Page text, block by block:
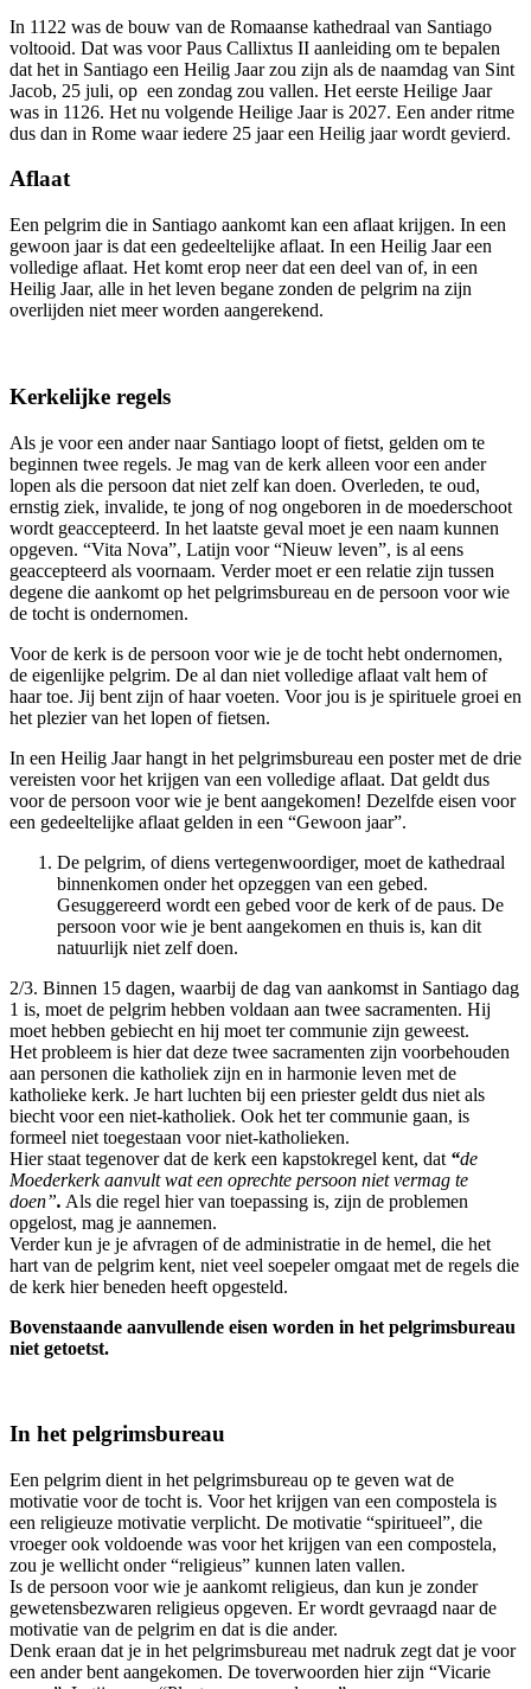
In 1122 was de bouw van de Romaanse kathedraal van Santiago
voltooid. Dat was voor Paus Callixtus II aanleiding om te bepalen
dat het in Santiago een Heilig Jaar zou zijn als de naamdag van Sint
Jacob, 25 juli, op een zondag zou vallen. Het eerste Heilige Jaar
was in 1126. Het nu volgende Heilige Jaar is 2027. Een ander ritme
dus dan in Rome waar iedere 25 jaar een Heilig jaar wordt gevierd.
Aflaat
Een pelgrim die in Santiago aankomt kan een aflaat krijgen. In een
gewoon jaar is dat een gedeeltelijke aflaat. In een Heilig Jaar een
volledige aflaat. Het komt erop neer dat een deel van of, in een
Heilig Jaar, alle in het leven begane zonden de pelgrim na zijn
overlijden niet meer worden aangerekend.
Kerkelijke regels
Als je voor een ander naar Santiago loopt of fietst, gelden om te
beginnen twee regels. Je mag van de kerk alleen voor een ander
lopen als die persoon dat niet zelf kan doen. Overleden, te oud,
ernstig ziek, invalide, te jong of nog ongeboren in de moederschoot
wordt geaccepteerd. In het laatste geval moet je een naam kunnen
opgeven. “Vita Nova”, Latijn voor “Nieuw leven”, is al eens
geaccepteerd als voornaam. Verder moet er een relatie zijn tussen
degene die aankomt op het pelgrimsbureau en de persoon voor wie
de tocht is ondernomen.
Voor de kerk is de persoon voor wie je de tocht hebt ondernomen,
de eigenlijke pelgrim. De al dan niet volledige aflaat valt hem of
haar toe. Jij bent zijn of haar voeten. Voor jou is je spirituele groei en
het plezier van het lopen of fietsen.
In een Heilig Jaar hangt in het pelgrimsbureau een poster met de drie
vereisten voor het krijgen van een volledige aflaat. Dat geldt dus
voor de persoon voor wie je bent aangekomen! Dezelfde eisen voor
een gedeeltelijke aflaat gelden in een “Gewoon jaar”.
De pelgrim, of diens vertegenwoordiger, moet de kathedraal
binnenkomen onder het opzeggen van een gebed.
Gesuggereerd wordt een gebed voor de kerk of de paus. De
persoon voor wie je bent aangekomen en thuis is, kan dit
natuurlijk niet zelf doen.
2/3. Binnen 15 dagen, waarbij de dag van aankomst in Santiago dag
1 is, moet de pelgrim hebben voldaan aan twee sacramenten. Hij
moet hebben gebiecht en hij moet ter communie zijn geweest.
Het probleem is hier dat deze twee sacramenten zijn voorbehouden
aan personen die katholiek zijn en in harmonie leven met de
katholieke kerk. Je hart luchten bij een priester geldt dus niet als
biecht voor een niet-katholiek. Ook het ter communie gaan, is
formeel niet toegestaan voor niet-katholieken.
Hier staat tegenover dat de kerk een kapstokregel kent, dat “de
Moederkerk aanvult wat een oprechte persoon niet vermag te
doen”. Als die regel hier van toepassing is, zijn de problemen
opgelost, mag je aannemen.
Verder kun je je afvragen of de administratie in de hemel, die het
hart van de pelgrim kent, niet veel soepeler omgaat met de regels die
de kerk hier beneden heeft opgesteld.
Bovenstaande aanvullende eisen worden in het pelgrimsbureau
niet getoetst.
In het pelgrimsbureau
Een pelgrim dient in het pelgrimsbureau op te geven wat de
motivatie voor de tocht is. Voor het krijgen van een compostela is
een religieuze motivatie verplicht. De motivatie “spiritueel”, die
vroeger ook voldoende was voor het krijgen van een compostela,
zou je wellicht onder “religieus” kunnen laten vallen.
Is de persoon voor wie je aankomt religieus, dan kun je zonder
gewetensbezwaren religieus opgeven. Er wordt gevraagd naar de
motivatie van de pelgrim en dat is die ander.
Denk eraan dat je in het pelgrimsbureau met nadruk zegt dat je voor
een ander bent aangekomen. De toverwoorden hier zijn “Vicarie